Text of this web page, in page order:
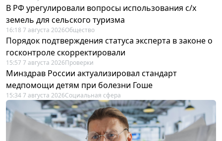
В РФ урегулировали вопросы использования с/х
земель для сельского туризма
16:18 7 августа 2026Общество
Порядок подтверждения статуса эксперта в законе о
госконтроле скорректировали
15:57 7 августа 2026Проверки
Минздрав России актуализировал стандарт
медпомощи детям при болезни Гоше
15:34 7 августа 2026Социальная сфера